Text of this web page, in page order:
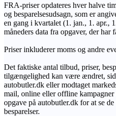
FRA-priser opdateres hver halve
og besparelsesudsagn, som er
en gang i kvartalet (1. jan., 1. apr.,
måneders data fra opgaver, der har
Priser inkluderer moms og andre
Det faktiske antal tilbud, priser,
tilgængelighed kan være ændret,
autobutler.dk eller modtaget
mail, online eller offline
opgave på autobutler.dk for at se
besparelser.